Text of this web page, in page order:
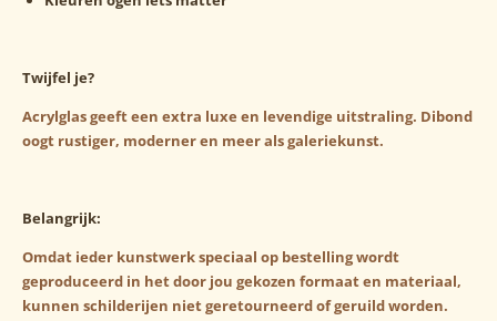
Twijfel je?
Acrylglas geeft een extra luxe en levendige uitstraling. Dibond
oogt rustiger, moderner en meer als galeriekunst.
Belangrijk:
Omdat ieder kunstwerk speciaal op bestelling wordt
geproduceerd in het door jou gekozen formaat en materiaal,
kunnen schilderijen niet geretourneerd of geruild worden.